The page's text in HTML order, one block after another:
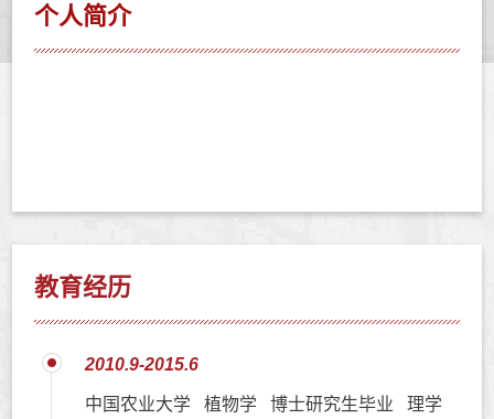
个人简介
教育经历
2010.9-2015.6
中国农业大学 植物学 博士研究生毕业 理学